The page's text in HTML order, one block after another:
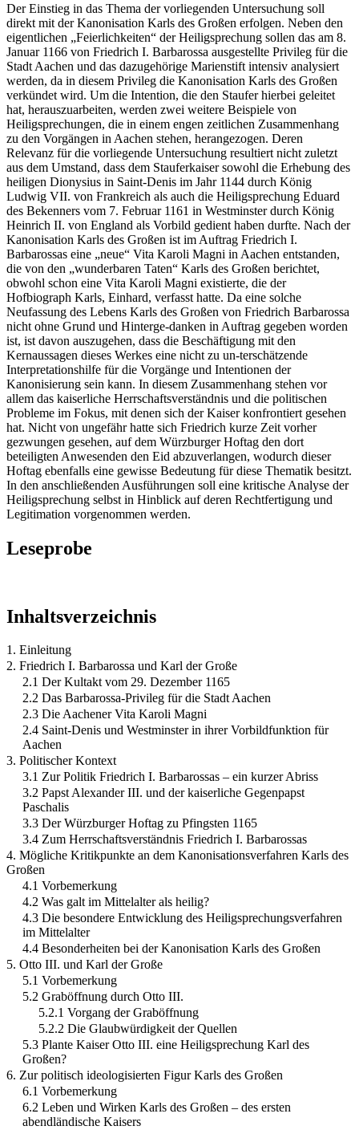
Der Einstieg in das Thema der vorliegenden Untersuchung soll
direkt mit der Kanonisation Karls des Großen erfolgen. Neben den
eigentlichen „Feierlichkeiten“ der Heiligsprechung sollen das am 8.
Januar 1166 von Friedrich I. Barbarossa ausgestellte Privileg für die
Stadt Aachen und das dazugehörige Marienstift intensiv analysiert
werden, da in diesem Privileg die Kanonisation Karls des Großen
verkündet wird. Um die Intention, die den Staufer hierbei geleitet
hat, herauszuarbeiten, werden zwei weitere Beispiele von
Heiligsprechungen, die in einem engen zeitlichen Zusammenhang
zu den Vorgängen in Aachen stehen, herangezogen. Deren
Relevanz für die vorliegende Untersuchung resultiert nicht zuletzt
aus dem Umstand, dass dem Stauferkaiser sowohl die Erhebung des
heiligen Dionysius in Saint-Denis im Jahr 1144 durch König
Ludwig VII. von Frankreich als auch die Heiligsprechung Eduard
des Bekenners vom 7. Februar 1161 in Westminster durch König
Heinrich II. von England als Vorbild gedient haben durfte. Nach der
Kanonisation Karls des Großen ist im Auftrag Friedrich I.
Barbarossas eine „neue“ Vita Karoli Magni in Aachen entstanden,
die von den „wunderbaren Taten“ Karls des Großen berichtet,
obwohl schon eine Vita Karoli Magni existierte, die der
Hofbiograph Karls, Einhard, verfasst hatte. Da eine solche
Neufassung des Lebens Karls des Großen von Friedrich Barbarossa
nicht ohne Grund und Hinterge-danken in Auftrag gegeben worden
ist, ist davon auszugehen, dass die Beschäftigung mit den
Kernaussagen dieses Werkes eine nicht zu un-terschätzende
Interpretationshilfe für die Vorgänge und Intentionen der
Kanonisierung sein kann. In diesem Zusammenhang stehen vor
allem das kaiserliche Herrschaftsverständnis und die politischen
Probleme im Fokus, mit denen sich der Kaiser konfrontiert gesehen
hat. Nicht von ungefähr hatte sich Friedrich kurze Zeit vorher
gezwungen gesehen, auf dem Würzburger Hoftag den dort
beteiligten Anwesenden den Eid abzuverlangen, wodurch dieser
Hoftag ebenfalls eine gewisse Bedeutung für diese Thematik besitzt.
In den anschließenden Ausführungen soll eine kritische Analyse der
Heiligsprechung selbst in Hinblick auf deren Rechtfertigung und
Legitimation vorgenommen werden.
Leseprobe
Inhaltsverzeichnis
1. Einleitung
2. Friedrich I. Barbarossa und Karl der Große
2.1 Der Kultakt vom 29. Dezember 1165
2.2 Das Barbarossa-Privileg für die Stadt Aachen
2.3 Die Aachener Vita Karoli Magni
2.4 Saint-Denis und Westminster in ihrer Vorbildfunktion für
Aachen
3. Politischer Kontext
3.1 Zur Politik Friedrich I. Barbarossas – ein kurzer Abriss
3.2 Papst Alexander III. und der kaiserliche Gegenpapst
Paschalis
3.3 Der Würzburger Hoftag zu Pfingsten 1165
3.4 Zum Herrschaftsverständnis Friedrich I. Barbarossas
4. Mögliche Kritikpunkte an dem Kanonisationsverfahren Karls des
Großen
4.1 Vorbemerkung
4.2 Was galt im Mittelalter als heilig?
4.3 Die besondere Entwicklung des Heiligsprechungsverfahren
im Mittelalter
4.4 Besonderheiten bei der Kanonisation Karls des Großen
5. Otto III. und Karl der Große
5.1 Vorbemerkung
5.2 Graböffnung durch Otto III.
5.2.1 Vorgang der Graböffnung
5.2.2 Die Glaubwürdigkeit der Quellen
5.3 Plante Kaiser Otto III. eine Heiligsprechung Karl des
Großen?
6. Zur politisch ideologisierten Figur Karls des Großen
6.1 Vorbemerkung
6.2 Leben und Wirken Karls des Großen – des ersten
abendländische Kaisers